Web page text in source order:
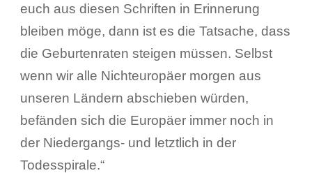
euch aus diesen Schriften in Erinnerung
bleiben möge, dann ist es die Tatsache, dass
die Geburtenraten steigen müssen. Selbst
wenn wir alle Nichteuropäer morgen aus
unseren Ländern abschieben würden,
befänden sich die Europäer immer noch in
der Niedergangs- und letztlich in der
Todesspirale.“